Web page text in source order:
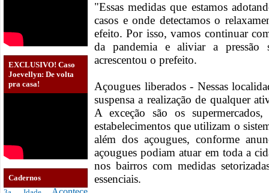
EXCLUSIVO! Caso
Joevellyn: De volta
pra casa!
Cadernos
"Essas medidas que estamos
casos e onde detectamos o
efeito. Por isso, vamos continuar
da pandemia e aliviar a pressão
acrescentou o prefeito.
Açougues liberados - Nessas
suspensa a realização de qualquer
A exceção são os supermercados,
estabelecimentos que utilizam o
além dos açougues, conforme
açougues podiam atuar em toda a
nos bairros com medidas
essenciais.